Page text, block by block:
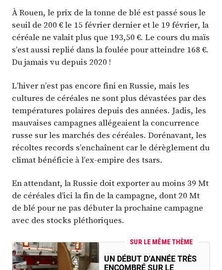
À Rouen, le prix de la tonne de blé est passé sous le
seuil de 200 € le 15 février dernier et le 19 février, la
céréale ne valait plus que 193,50 €. Le cours du maïs
s’est aussi replié dans la foulée pour atteindre 168 €.
Du jamais vu depuis 2020 !
L’hiver n’est pas encore fini en Russie, mais les
cultures de céréales ne sont plus dévastées par des
températures polaires depuis des années. Jadis, les
mauvaises campagnes allégeaient la concurrence
russe sur les marchés des céréales. Dorénavant, les
récoltes records s’enchaînent car le dérèglement du
climat bénéficie à l’ex-empire des tsars.
En attendant, la Russie doit exporter au moins 39 Mt
de céréales d’ici la fin de la campagne, dont 20 Mt
de blé pour ne pas débuter la prochaine campagne
avec des stocks pléthoriques.
SUR LE MÊME THÈME
UN DÉBUT D’ANNÉE TRÈS
ENCOMBRÉ SUR LE